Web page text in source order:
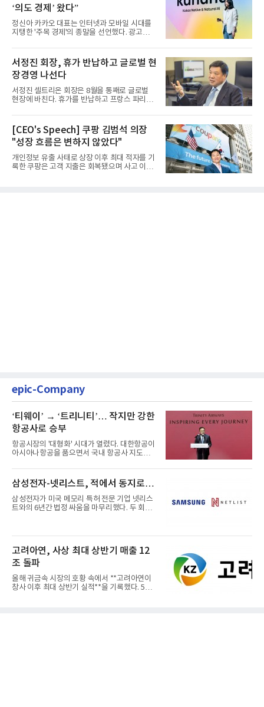
‘의도 경제’ 왔다”
정신아 카카오 대표는 인터넷과 모바일 시대를
지탱한 '주목 경제'의 종말을 선언했다. 광고를
서정진 회장, 휴가 반납하고 글로벌 현
장경영 나선다
서정진 셀트리온 회장은 8월을 통째로 글로벌
현장에 바친다. 휴가를 반납하고 프랑스 파리에
[CEO's Speech] 쿠팡 김범석 의장
"성장 흐름은 변하지 않았다"
개인정보 유출 사태로 상장 이후 최대 적자를 기
록한 쿠팡은 고객 지출은 회복됐으며 사고 이전
epic-Company
‘티웨이’ → ‘트리니티’… 작지만 강한
항공사로 승부
항공시장의 '대형화' 시대가 열렸다. 대한항공이
아시아나항공을 품으면서 국내 항공사 지도가
삼성전자-넷리스트, 적에서 동지로…
삼성전자가 미국 메모리 특허 전문 기업 넷리스
트와의 6년간 법정 싸움을 마무리했다. 두 회사
고려아연, 사상 최대 상반기 매출 12
조 돌파
올해 귀금속 시장의 호황 속에서 **고려아연이
창사 이후 최대 상반기 실적**을 기록했다. 5일